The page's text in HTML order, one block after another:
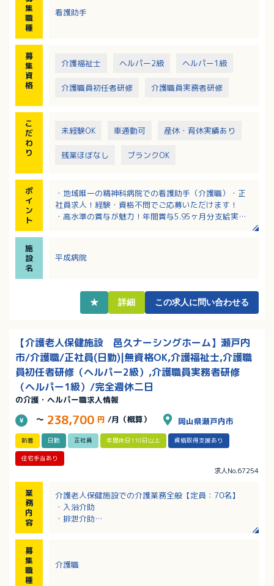
・身支度等の介助等
集
職
種
看護助手
募
集
資
格
介護福祉士 ヘルパー2級 ヘルパー1級
介護職員初任者研修 介護職員実務者研修
こ
だ
わ
り
未経験OK 車通勤可 産休・育休実績あり
残業ほぼなし ブランクOK
ポ
イ
ン
ト
・地域唯一の精神科病院での看護助手（介護職）・正
社員求人！経験・資格不問でご応募いただけます！
・高水準の賞与が魅力！年間賞与5.95ヶ月分支給実績
夜勤が出来ない方もご応募OK！
・年間休日は123日！法人の平均有給取得率95％！ワ
・遅出手当あり！該当者には家族手当あり！
施
設
名
平成病院
★ 詳細 この求人に問い合わせる
【介護老人保健施設 邑久ナーシングホーム】瀬戸内
市/介護職/正社員(日勤)|無資格OK,介護福祉士,介護職
員初任者研修（ヘルパー2級）,介護職員実務者研修
（ヘルパー1級）/完全週休二日
の介護・ヘルパー職求人情報
～ 238,700 円 /月（概算） 岡山県瀬戸内市
新着 日勤 正社員 年間休日110日以上 資格取得支援あり
住宅手当あり
求人No.67254
業
務
内
容
介護老人保健施設での介護業務全般【定員：70名】
・入浴介助
・排泄介助
募
集
職
種
介護職